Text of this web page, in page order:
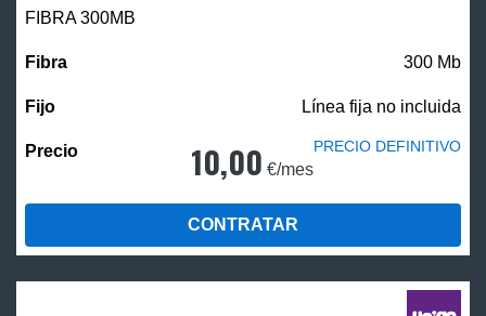
FIBRA 300MB
300 Mb
Línea fija no incluida
10,00 €/mes
PRECIO DEFINITIVO
CONTRATAR